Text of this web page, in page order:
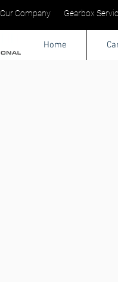
Our Company Gearbox
Home